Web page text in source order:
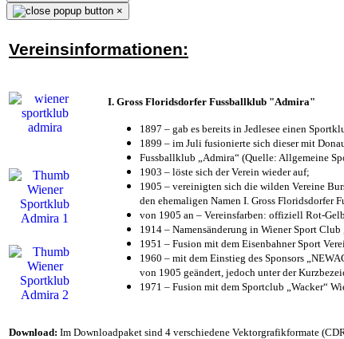
×
Vereinsinformationen:
I. Gross Floridsdorfer Fussballklub "Admira"
1897 – gab es bereits in Jedlesee einen
1899 – im Juli fusionierte sich dieser mit
Fussballklub „Admira“ (Quelle: Allgemeine
1903 – löste sich der Verein wieder auf;
1905 – vereinigten sich die wilden Vereine
den ehemaligen Namen I. Gross Floridsdorfer
von 1905 an – Vereinsfarben: offiziell Rot-
1914 – Namensänderung in Wiener Sport
1951 – Fusion mit dem Eisenbahner Sport
1960 – mit dem Einstieg des Sponsors
von 1905 geändert, jedoch unter der
1971 – Fusion mit dem Sportclub „Wacker“
Download: Im Downloadpaket sind 4 verschiedene Vektorgrafikformate